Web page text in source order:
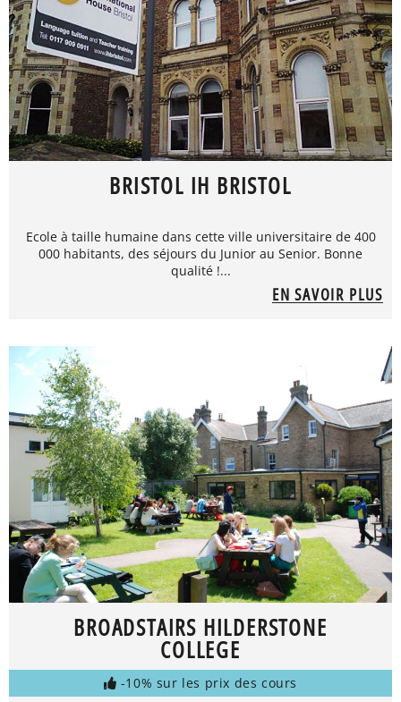
BRISTOL IH BRISTOL
Ecole à taille humaine dans cette ville universitaire de 400
000 habitants, des séjours du Junior au Senior. Bonne
qualité !...
EN SAVOIR PLUS
BROADSTAIRS HILDERSTONE
COLLEGE
-10% sur les prix des cours